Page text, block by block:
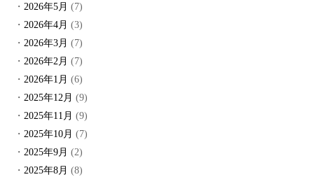
2026年5月 (7)
2026年4月 (3)
2026年3月 (7)
2026年2月 (7)
2026年1月 (6)
2025年12月 (9)
2025年11月 (9)
2025年10月 (7)
2025年9月 (2)
2025年8月 (8)